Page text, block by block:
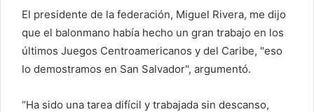
r
r
e
o
El presidente de la federación, Miguel Rivera, me dijo
que el balonmano había hecho un gran trabajo en los
últimos Juegos Centroamericanos y del Caribe, "eso
lo demostramos en San Salvador", argumentó.
“Ha sido una tarea difícil y trabajada sin descanso,